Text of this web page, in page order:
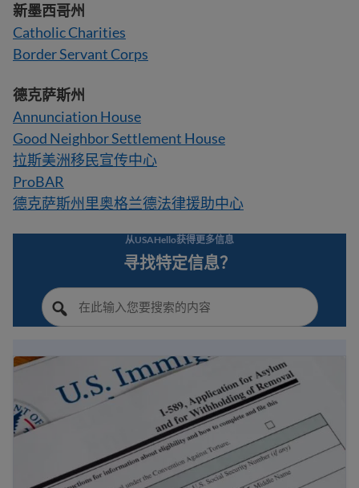
新墨西哥州
Catholic Charities
Border Servant Corps
德克萨斯州
Annunciation House
Good Neighbor Settlement House
拉斯美洲移民宣传中心
ProBAR
德克萨斯州里奥格兰德法律援助中心
从USAHello获得更多信息
寻找特定信息？
如何在美国避难庇护